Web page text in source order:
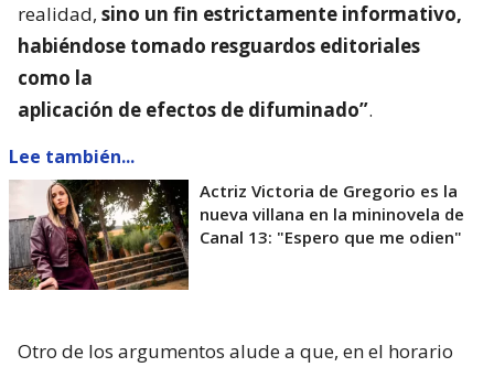
realidad, sino un fin estrictamente informativo,
habiéndose tomado resguardos editoriales
como la
aplicación de efectos de difuminado”.
Lee también...
Actriz Victoria de Gregorio es la
nueva villana en la mininovela de
Canal 13: "Espero que me odien"
Otro de los argumentos alude a que, en el horario